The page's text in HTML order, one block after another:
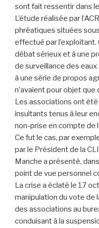
sont fait ressentir dans
L’étude réalisée par
phréatiques situées
effectué par l’exploitant.
débat sérieux et à une
de surveillance des
à une série de propos
n’avaient pour objet
Les associations ont
insultants tenus à leur
non-prise en compte de
Ce fut le cas, par
par le Président de la
Manche a présenté,
point de vue personnel
La crise a éclaté le 17
manipulation du vote de
des associations au
conduisant à la